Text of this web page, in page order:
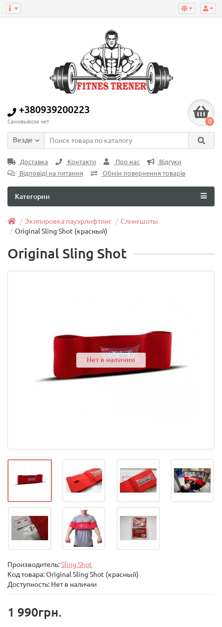
+380939200223
Самовывоза нет 0
Везде
Доставка Контакти Про нас
Відгуки
Відповіді на питання
Обмін повернення товарів
Категории
Экипировка пауэрлифтинг
Слингшоты
Original Sling Shot (красный)
Original Sling Shot
Нет в наличии
Производитель:Sling Shot
Код товара:Original Sling Shot (красный)
Доступность: Нет в наличии
1 990грн.